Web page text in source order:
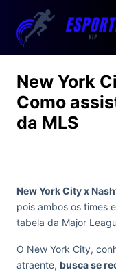
New York
Como
da MLS
New York City x
pois ambos os times
tabela da Major
O New York City,
atraente, busca se